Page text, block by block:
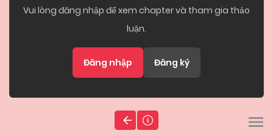
Vui lòng đăng nhập để xem chapter và tham gia thảo
luận.
Đăng nhập Đăng ký